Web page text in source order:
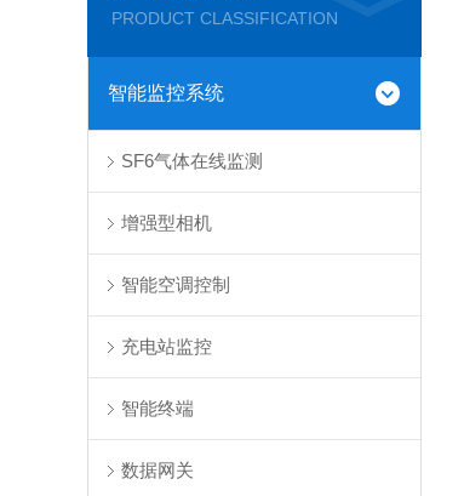
PRODUCT CLASSIFICATION
智能监控系统
SF6气体在线监测
增强型相机
智能空调控制
充电站监控
智能终端
数据网关